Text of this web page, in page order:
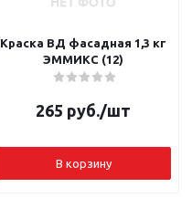
Краска ВД фасадная 1,3 кг
ЭММИКС (12)
265 руб./шт
В корзину